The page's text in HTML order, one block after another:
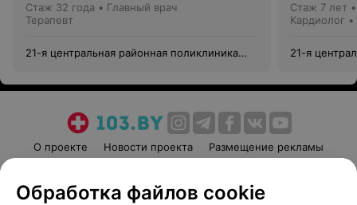
Стаж 32 года • Главный врач
Терапевт
21-я центральная районная поликлиника
Стаж 7 лет
Кардиолог •
21-я
О проекте Новости проекта
Размещение рекламы
Пользовательское соглашение
Способы оплаты
Обработка файлов cookie